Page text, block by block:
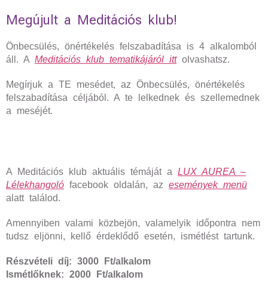
Megújult a Meditációs klub!
Önbecsülés, önértékelés felszabadítása is 4 alkalomból
áll. A Meditációs klub tematikájáról ittolvashatsz.
Megírjuk a TE mesédet, az Önbecsülés, önértékelés
felszabadítása céljából. A te lelkednek és szellemednek
a meséjét.
A Meditációs klub aktuális témáját a LUX AUREA –
Lélekhangoló facebook oldalán, az események menü
alatt találod.
Amennyiben valami közbejön, valamelyik időpontra nem
tudsz eljönni, kellő érdeklődő esetén, ismétlést tartunk.
Részvételi díj: 3000 Ft/alkalom
Ismétlőknek: 2000 Ft/alkalom